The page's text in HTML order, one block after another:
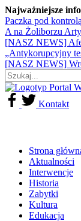
Najważniejsze
Paczka pod
A na Żoliborzu
[NASZ NEWS]
„Antykorupcyjny
[NASZ NEWS]
Kontakt
Strona
Aktualności
Interwencje
Historia
Zabytki
Kultura
Edukacja